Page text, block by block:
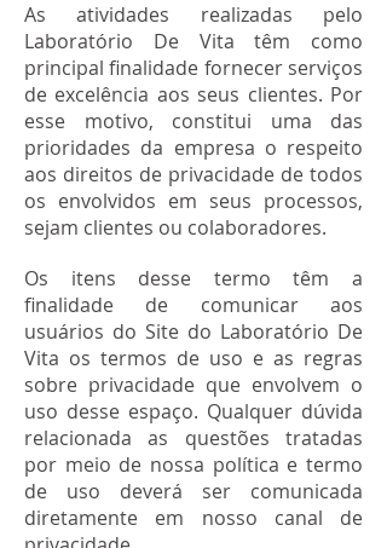
As atividades realizadas pelo
Laboratório De Vita têm como
principal finalidade fornecer serviços
de excelência aos seus clientes. Por
esse motivo, constitui uma das
prioridades da empresa o respeito
aos direitos de privacidade de todos
os envolvidos em seus processos,
sejam clientes ou colaboradores.
Os itens desse termo têm a
finalidade de comunicar aos
usuários do Site do Laboratório De
Vita os termos de uso e as regras
sobre privacidade que envolvem o
uso desse espaço. Qualquer dúvida
relacionada as questões tratadas
por meio de nossa política e termo
de uso deverá ser comunicada
diretamente em nosso canal de